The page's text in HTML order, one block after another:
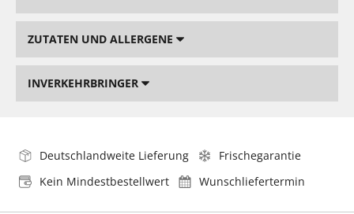
ZUTATEN UND ALLERGENE
INVERKEHRBRINGER
Deutschlandweite Lieferung
Frischegarantie
Kein Mindestbestellwert
Wunschliefertermin